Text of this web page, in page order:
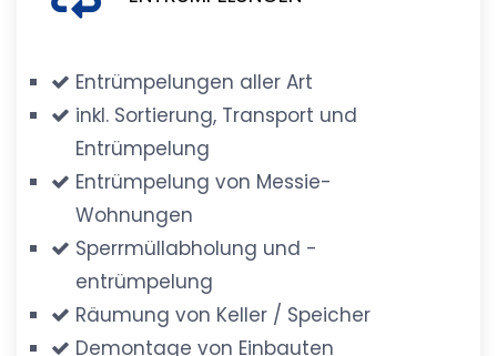
Entrümpelungen aller Art
inkl. Sortierung, Transport und
Entrümpelung
Entrümpelung von Messie-
Wohnungen
Sperrmüllabholung und -
entrümpelung
Räumung von Keller / Speicher
Demontage von Einbauten